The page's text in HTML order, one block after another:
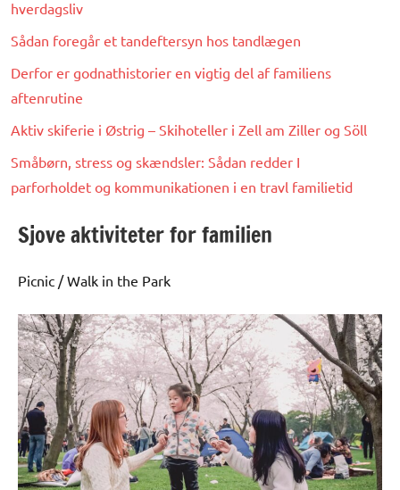
hverdagsliv
Sådan foregår et tandeftersyn hos tandlægen
Derfor er godnathistorier en vigtig del af familiens
aftenrutine
Aktiv skiferie i Østrig – Skihoteller i Zell am Ziller og Söll
Småbørn, stress og skændsler: Sådan redder I
parforholdet og kommunikationen i en travl familietid
Sjove aktiviteter for familien
Picnic / Walk in the Park